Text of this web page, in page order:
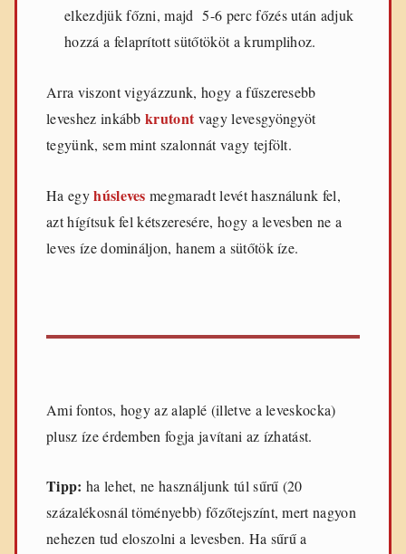
elkezdjük főzni, majd 5-6 perc főzés után adjuk
hozzá a felaprított sütőtököt a krumplihoz.
Arra viszont vigyázzunk, hogy a fűszeresebb
leveshez inkábbkrutontvagy levesgyöngyöt
tegyünk, sem mint szalonnát vagy tejfölt.
Ha egyhúsleves megmaradt levét használunk fel,
azt hígítsuk fel kétszeresére, hogy a levesben ne a
leves íze domináljon, hanem a sütőtök íze.
Ami fontos, hogy az alaplé (illetve a leveskocka)
plusz íze érdemben fogja javítani az ízhatást.
Tipp: ha lehet, ne használjunk túl sűrű (20
százalékosnál töményebb) főzőtejszínt, mert nagyon
nehezen tud eloszolni a levesben. Ha sűrű a